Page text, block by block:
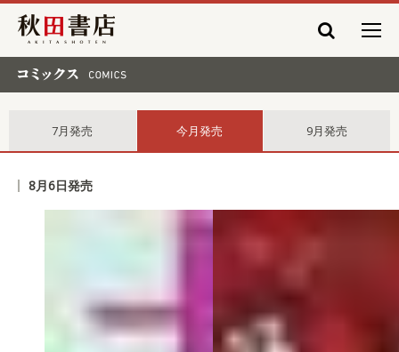
秋田書店
7月発売 今月発売 9月発売
8月6日発売